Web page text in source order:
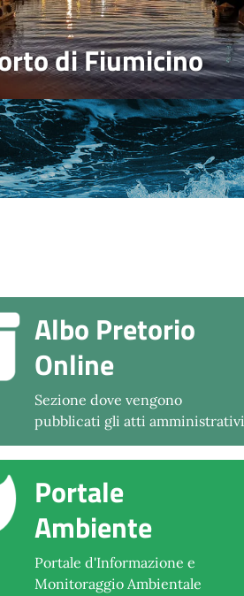
di Fiumicino
Albo Pretorio
Online
Sezione dove vengono
pubblicati gli atti amministrativi
Portale
Ambiente
Portale d'Informazione e
Monitoraggio Ambientale